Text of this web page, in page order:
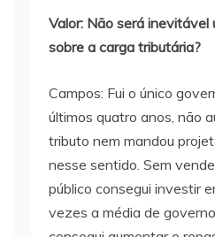
Valor: Não será inevitável
sobre a carga tributária?
Campos: Fui o único
últimos quatro anos, não
tributo nem mandou
nesse sentido. Sem
público consegui investir
vezes a média de